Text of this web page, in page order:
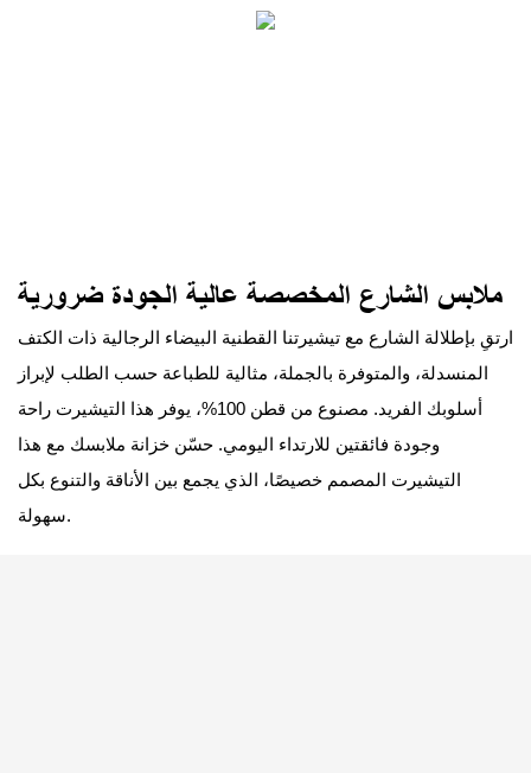
ملابس الشارع المخصصة عالية الجودة ضرورية
ارتقِ بإطلالة الشارع مع تيشيرتنا القطنية البيضاء الرجالية ذات الكتف
المنسدلة، والمتوفرة بالجملة، مثالية للطباعة حسب الطلب لإبراز
أسلوبك الفريد. مصنوع من قطن 100%، يوفر هذا التيشيرت راحة
وجودة فائقتين للارتداء اليومي. حسّن خزانة ملابسك مع هذا
التيشيرت المصمم خصيصًا، الذي يجمع بين الأناقة والتنوع بكل
سهولة.